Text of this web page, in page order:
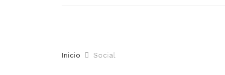
Inicio Social